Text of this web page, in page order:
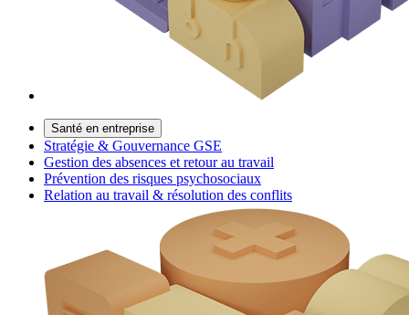
Santé en entreprise
Stratégie & Gouvernance GSE
Gestion des absences et retour au travail
Prévention des risques psychosociaux
Relation au travail & résolution des conflits